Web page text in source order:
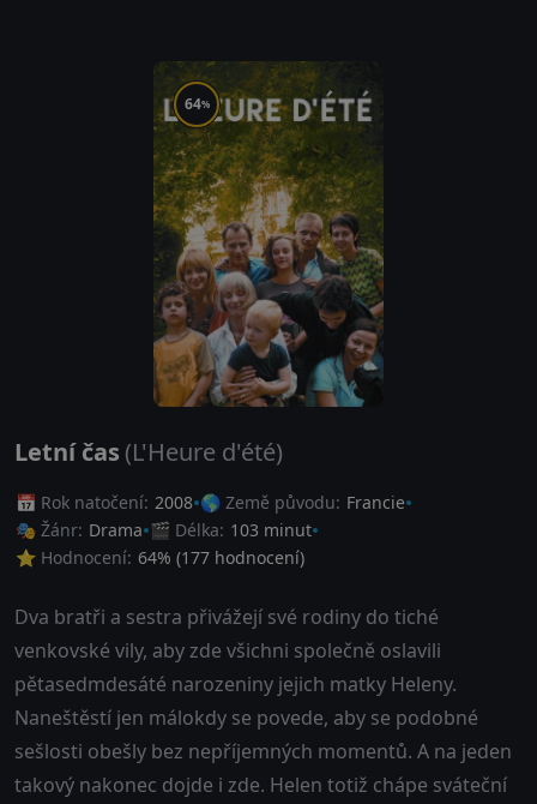
64%
Letní čas (L'Heure d'été)
📅 Rok natočení: 2008 🌎 Země původu: Francie
🎭 Žánr: Drama 🎬 Délka: 103 minut
⭐ Hodnocení: 64% (177 hodnocení)
Dva bratři a sestra přivážejí své rodiny do tiché
venkovské vily, aby zde všichni společně oslavili
pětasedmdesáté narozeniny jejich matky Heleny.
Naneštěstí jen málokdy se povede, aby se podobné
sešlosti obešly bez nepříjemných momentů. A na jeden
takový nakonec dojde i zde. Helen totiž chápe sváteční